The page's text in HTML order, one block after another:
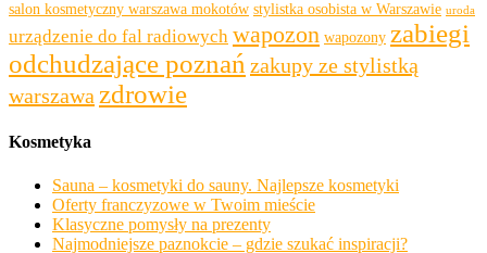
salon kosmetyczny warszawa mokotów stylistka osobista w Warszawie uroda
urządzenie do fal radiowych wapozon wapozony zabiegi
odchudzające poznań zakupy ze stylistką
warszawa zdrowie
Kosmetyka
Sauna – kosmetyki do sauny. Najlepsze kosmetyki
Oferty franczyzowe w Twoim mieście
Klasyczne pomysły na prezenty
Najmodniejsze paznokcie – gdzie szukać inspiracji?